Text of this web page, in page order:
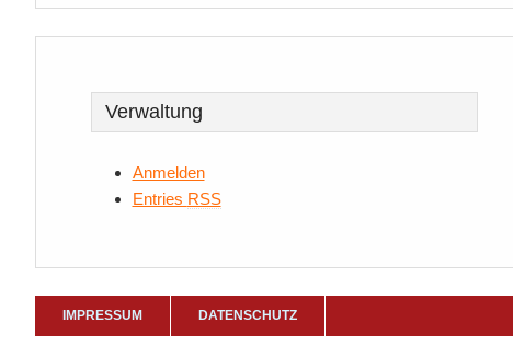
Verwaltung
Anmelden
Entries RSS
IMPRESSUM DATENSCHUTZ